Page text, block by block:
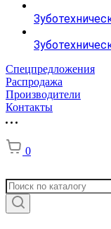
Спецпредложения
Распродажа
Производители
Контакты
0